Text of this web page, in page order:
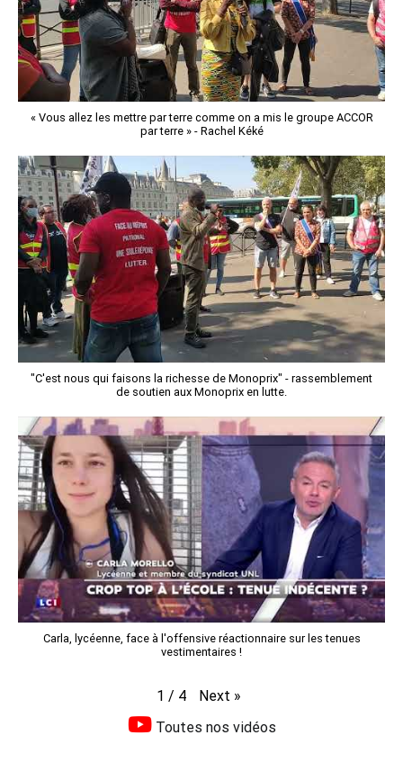
« Vous allez les mettre par terre comme on a mis le groupe ACCOR
par terre » - Rachel Kéké
"C'est nous qui faisons la richesse de Monoprix" - rassemblement
de soutien aux Monoprix en lutte.
Carla, lycéenne, face à l'offensive réactionnaire sur les tenues
vestimentaires !
1 / 4 Next »
Toutes nos vidéos